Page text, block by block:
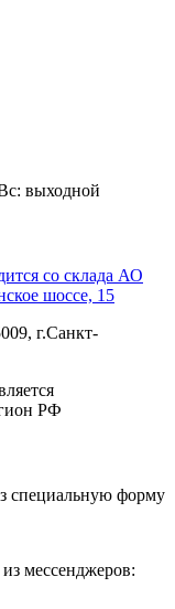
выходной
со склада АО
шоссе, 15
г.Санкт-
РФ
специальную форму
мессенджеров: